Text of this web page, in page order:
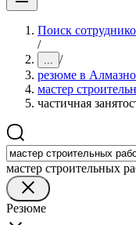
Поиск
/
... /
резюме в
мастер
частичная
мастер строительных
Резюме